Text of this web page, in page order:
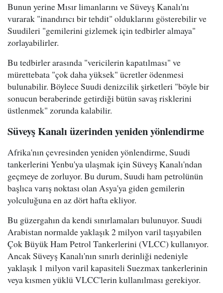
Bunun yerine Mısır limanlarını ve Süveyş Kanalı'nı
vurarak "inandırıcı bir tehdit" olduklarını gösterebilir ve
Suudileri "gemilerini gizlemek için tedbirler almaya"
zorlayabilirler.
Bu tedbirler arasında "vericilerin kapatılması" ve
mürettebata "çok daha yüksek" ücretler ödenmesi
bulunabilir. Böylece Suudi denizcilik şirketleri "böyle bir
sonucun beraberinde getirdiği bütün savaş risklerini
üstlenmek" zorunda kalabilir.
Süveyş Kanalı üzerinden yeniden yönlendirme
Afrika'nın çevresinden yeniden yönlendirme, Suudi
tankerlerini Yenbu'ya ulaşmak için Süveyş Kanalı'ndan
geçmeye de zorluyor. Bu durum, Suudi ham petrolünün
başlıca varış noktası olan Asya'ya giden gemilerin
yolculuğuna en az dört hafta ekliyor.
Bu güzergahın da kendi sınırlamaları bulunuyor. Suudi
Arabistan normalde yaklaşık 2 milyon varil taşıyabilen
Çok Büyük Ham Petrol Tankerlerini (VLCC) kullanıyor.
Ancak Süveyş Kanalı'nın sınırlı derinliği nedeniyle
yaklaşık 1 milyon varil kapasiteli Suezmax tankerlerinin
veya kısmen yüklü VLCC'lerin kullanılması gerekiyor.